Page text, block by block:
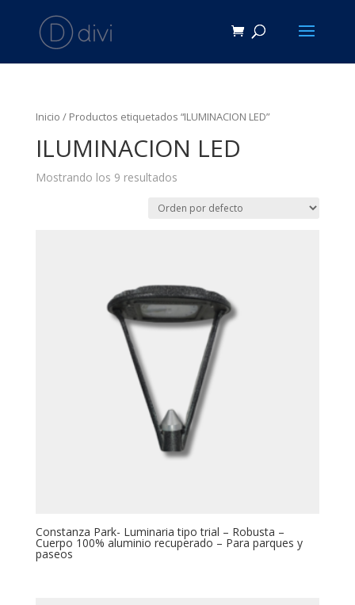
Inicio / Productos etiquetados “ILUMINACION LED”
ILUMINACION LED
Mostrando los 9 resultados
Constanza Park- Luminaria tipo trial – Robusta –
Cuerpo 100% aluminio recuperado – Para parques y
paseos